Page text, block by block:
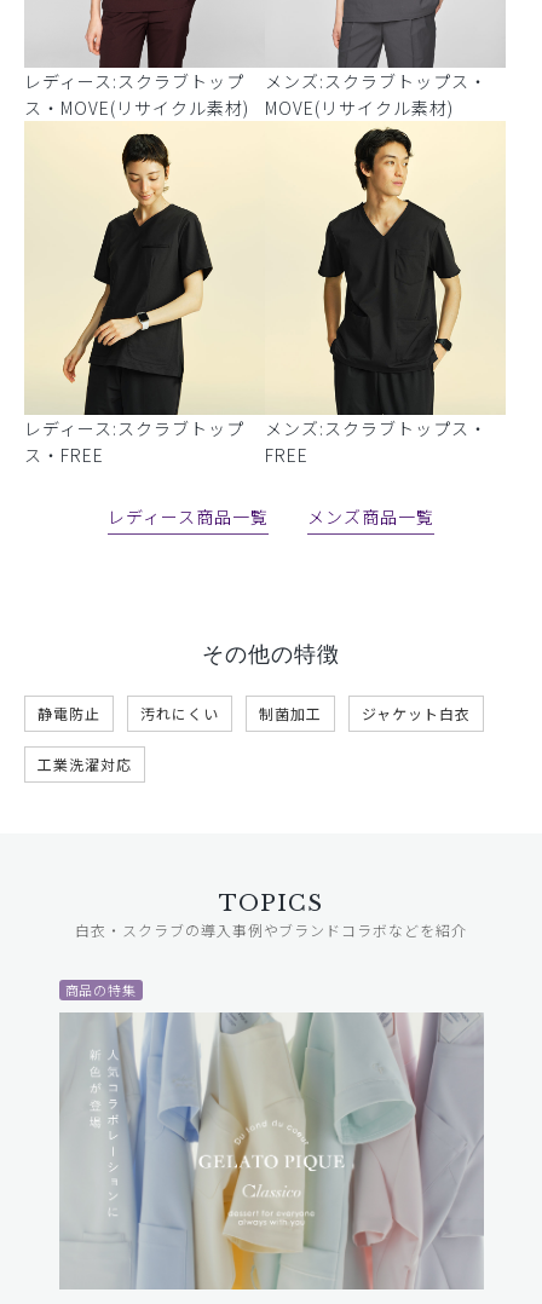
レディース:スクラブトップ
ス・MOVE(リサイクル素材)
メンズ:スクラブトップス・
MOVE(リサイクル素材)
レディース:スクラブトップ
ス・FREE
メンズ:スクラブトップス・
FREE
レディース商品一覧 メンズ商品一覧
その他の特徴
静電防止 汚れにくい 制菌加工 ジャケット白衣
工業洗濯対応
TOPICS
白衣・スクラブの導入事例やブランドコラボなどを紹介
商品の特集